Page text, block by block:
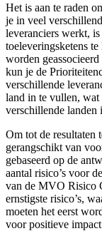
Het is aan te raden
je in veel
leveranciers werkt,
toeleveringsketens
worden
kun je de
verschillende
land in te vullen,
verschillende landen
Om tot de resultaten
gerangschikt van
gebaseerd op de
aantal risico’s voor
van de MVO Risico
ernstigste risico’s,
moeten het eerst
voor positieve